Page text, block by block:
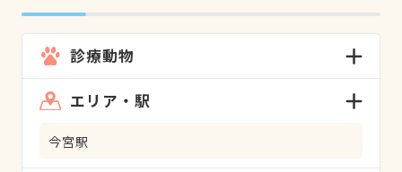
診療動物
エリア・駅
今宮駅